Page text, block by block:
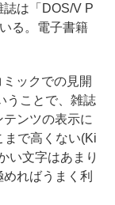
は「DOS/V P
る。電子書籍
ックでの見開
うことで、雑誌
ンツの表示に
まで高くない(Ki
い文字はあまり
ればうまく利